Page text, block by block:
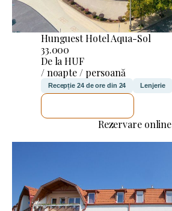
Hunguest Hotel Aqua-Sol
33.000
De la HUF
/ noapte / persoană
Recepție 24 de ore din 24 Lenjerie
Rezervare online